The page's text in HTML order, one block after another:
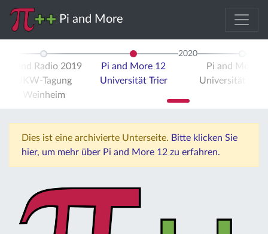
Pi and More
Pi and Radio 2019
UKW-Tagung
Weinheim
Pi and More 12
Universität Trier
2020
Pi and More
Universität
Dies ist eine archivierte Unterseite. Bitte klicken Sie
hier, um mehr über Pi and More 12 zu erfahren.